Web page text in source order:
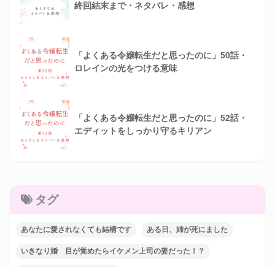
終回結末まで・ネタバレ・感想
「よくある令嬢転生だと思ったのに」50話・
ロレインの光をつける意味
「よくある令嬢転生だと思ったのに」52話・
エディットをしっかり守るキリアン
タグ
あなたに愛されなくても結構です ある日、姉が死にました
いきなり婚 目が覚めたらイケメン上司の妻だった！？